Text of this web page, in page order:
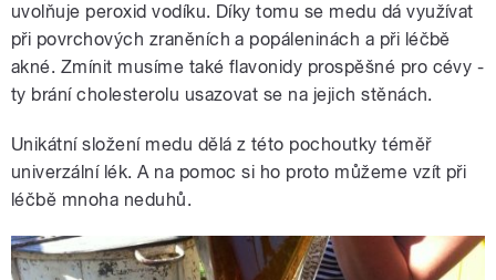
uvolňuje peroxid vodíku. Díky tomu se medu dá využívat
při povrchových zraněních a popáleninách a při léčbě
akné. Zmínit musíme také flavonidy prospěšné pro cévy -
ty brání cholesterolu usazovat se na jejich stěnách.
Unikátní složení medu dělá z této pochoutky téměř
univerzální lék. A na pomoc si ho proto můžeme vzít při
léčbě mnoha neduhů.